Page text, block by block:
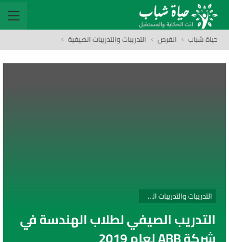
حياة شباب الفرص التدريبات والتدريبات الصيفية
التدريبات والتدريبات الصيفية
التدريب الصيفي لطلاب الهندسة في